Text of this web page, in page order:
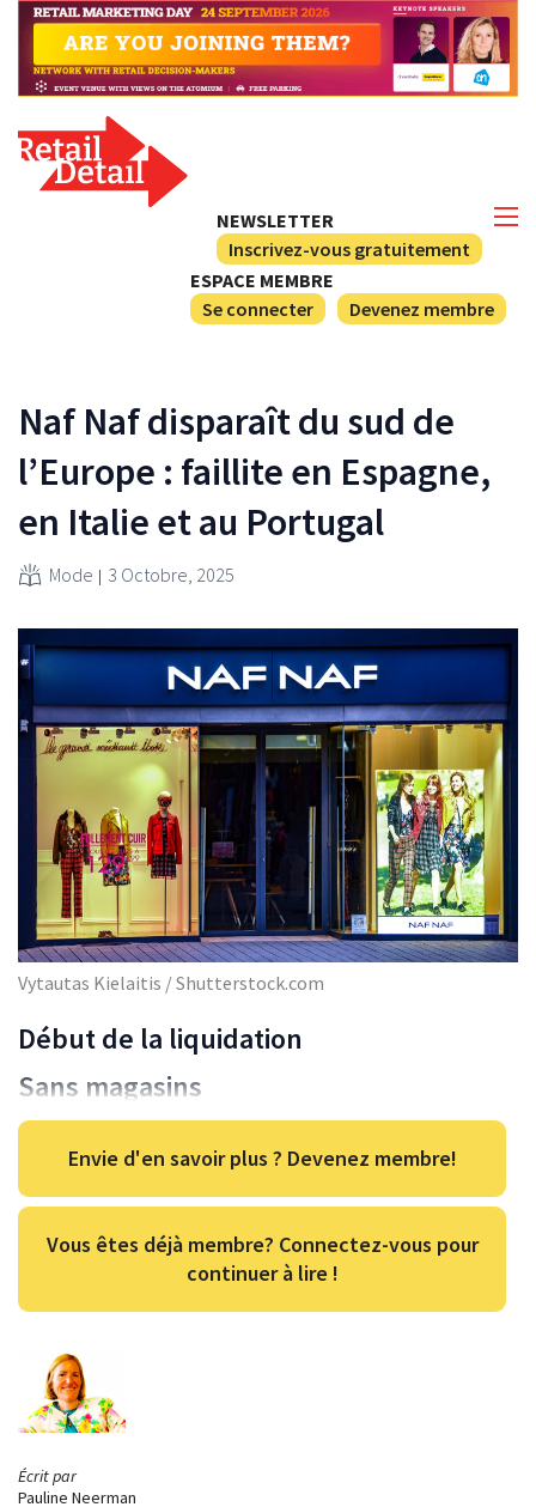
NEWSLETTER
Inscrivez-vous gratuitement
ESPACE MEMBRE
Se connecter
Devenez membre
Écrit par
Pauline Neerman
Naf Naf disparaît du sud de
l’Europe : faillite en Espagne,
en Italie et au Portugal
Mode 3 Octobre, 2025
Vytautas Kielaitis / Shutterstock.com
Début de la liquidation
Sans magasins
Envie d'en savoir plus ? Devenez membre!
Vous êtes déjà membre? Connectez-vous pour
continuer à lire !